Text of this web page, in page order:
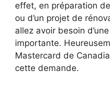
effet, en préparation
ou d’un projet de
allez avoir besoin
importante.
Mastercard de
cette demande.